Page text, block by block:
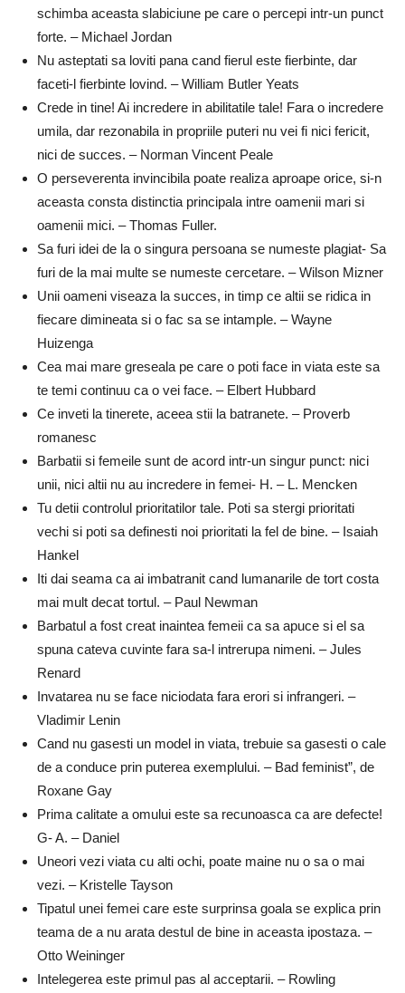
schimba aceasta slabiciune pe care o percepi intr-un punct
forte. – Michael Jordan
Nu asteptati sa loviti pana cand fierul este fierbinte, dar
faceti-l fierbinte lovind. – William Butler Yeats
Crede in tine! Ai incredere in abilitatile tale! Fara o incredere
umila, dar rezonabila in propriile puteri nu vei fi nici fericit,
nici de succes. – Norman Vincent Peale
O perseverenta invincibila poate realiza aproape orice, si-n
aceasta consta distinctia principala intre oamenii mari si
oamenii mici. – Thomas Fuller.
Sa furi idei de la o singura persoana se numeste plagiat- Sa
furi de la mai multe se numeste cercetare. – Wilson Mizner
Unii oameni viseaza la succes, in timp ce altii se ridica in
fiecare dimineata si o fac sa se intample. – Wayne
Huizenga
Cea mai mare greseala pe care o poti face in viata este sa
te temi continuu ca o vei face. – Elbert Hubbard
Ce inveti la tinerete, aceea stii la batranete. – Proverb
romanesc
Barbatii si femeile sunt de acord intr-un singur punct: nici
unii, nici altii nu au incredere in femei- H. – L. Mencken
Tu detii controlul prioritatilor tale. Poti sa stergi prioritati
vechi si poti sa definesti noi prioritati la fel de bine. – Isaiah
Hankel
Iti dai seama ca ai imbatranit cand lumanarile de tort costa
mai mult decat tortul. – Paul Newman
Barbatul a fost creat inaintea femeii ca sa apuce si el sa
spuna cateva cuvinte fara sa-l intrerupa nimeni. – Jules
Renard
Invatarea nu se face niciodata fara erori si infrangeri. –
Vladimir Lenin
Cand nu gasesti un model in viata, trebuie sa gasesti o cale
de a conduce prin puterea exemplului. – Bad feminist”, de
Roxane Gay
Prima calitate a omului este sa recunoasca ca are defecte!
G- A. – Daniel
Uneori vezi viata cu alti ochi, poate maine nu o sa o mai
vezi. – Kristelle Tayson
Tipatul unei femei care este surprinsa goala se explica prin
teama de a nu arata destul de bine in aceasta ipostaza. –
Otto Weininger
Intelegerea este primul pas al acceptarii. – Rowling